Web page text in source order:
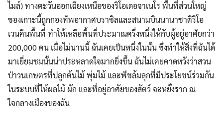
ไมล์) ทางตะวันออกเฉียงเหนือของริโอเดอจาเนโร พื้นที่ส่วนใหญ่
ของเกาะนี้ถูกกองทัพอากาศบราซิลและสนามบินนานาชาติริโอ
เวนคืนพื้นที่ ทำให้เหลือพื้นที่ประมาณครึ่งหนึ่งให้กับผู้อยู่อาศัยกว่า
200,000 คน เมื่อไม่นานนี้ ฉันเคยเป็นหนึ่งในนั้น ซึ่งทำให้สิ่งที่ฉันได้
มาเยี่ยมชมนั้นน่าประหลาดใจมากยิ่งขึ้น ฉันไม่เคยคาดหวังว่าสวน
ป่าวนเกษตรที่ปลูกต้นไม้ พุ่มไม้ และพืชล้มลุกที่มีประโยชน์ร่วมกัน
ในระบบที่ให้ผลไม้ ผัก และที่อยู่อาศัยของสัตว์ จะหยั่งราก ณ
ใจกลางเมืองของฉัน